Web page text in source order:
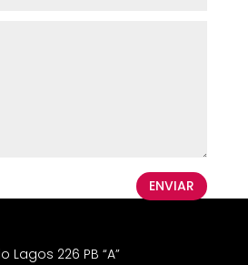
ENVIAR
Lagos 226 PB “A”